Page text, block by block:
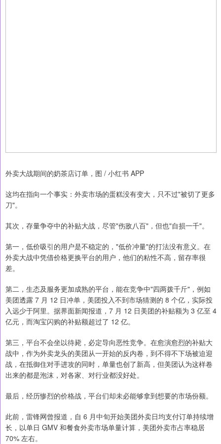
外卖大战期间的奶茶店订单，图 / 小红书 APP
这均在指向一个事实：外卖市场的蛋糕没有变大，只不过"被切了更多
刀"。
其次，存量争夺中的补贴大战，尽管"伤敌八百"，但也"自损一千"。
第一，低价吸引的用户是不稳定的，"低价冲量"的打法没有意义。在
外卖大战中凭借价格更换平台的用户，他们的粘性不高，留存率很
差。
第二，生态及服务更加成熟的平台，能在竞争中"四两拨千斤"，例如
美团透露 7 月 12 日冲单，美团投入不到市场猜测的 8 个亿，实际投
入远少于阿里。据界面新闻报道，7 月 12 日美团的补贴额为 3 亿至 4
亿元，而淘宝闪购的补贴额超过了 12 亿。
第三，平台不会坐以待毙，必定导向恶性竞争。在愈演愈烈的补贴大
战中，作为外卖龙头的美团从一开始的反内卷，到不得不下场被迫迎
战，在抵御住对手进攻的同时，单量也创了新高，但美团认为这样卷
出来的都是泡沫，对各家、对行业都没好处。
最后，经历惨烈的价格战，平台们却未必能够拿到想要的市场份额。
此前，雷锋网曾报道，自 6 月中旬开始美团外卖日均支付订单持续增
长，以单日 GMV 和餐食外卖市场单量计算，美团外卖市占率稳居
70% 左右。